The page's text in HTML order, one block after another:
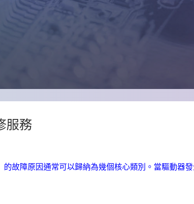
服務
故障原因通常可以歸納為幾個核心類別。當驅動器